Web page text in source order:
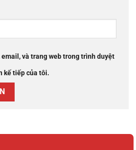
và trang web trong trình duyệt
kế tiếp của tôi.